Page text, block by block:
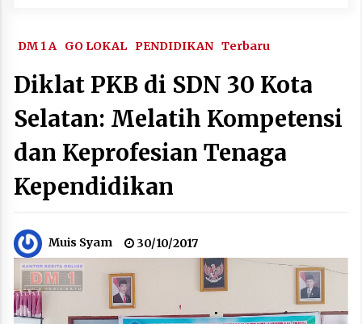
DM 1 A GO LOKAL PENDIDIKAN Terbaru
Diklat PKB di SDN 30 Kota
Selatan: Melatih Kompetensi
dan Keprofesian Tenaga
Kependidikan
Muis Syam 30/10/2017